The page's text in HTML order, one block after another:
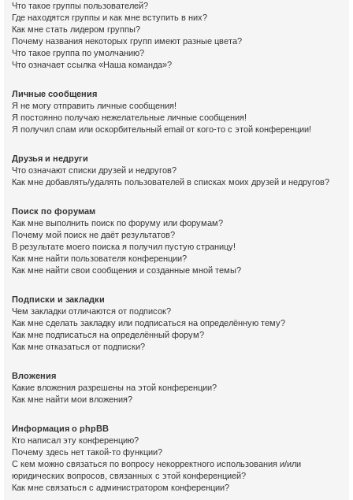
Что такое группы пользователей?
Где находятся группы и как мне вступить в них?
Как мне стать лидером группы?
Почему названия некоторых групп имеют разные цвета?
Что такое группа по умолчанию?
Что означает ссылка «Наша команда»?
Личные сообщения
Я не могу отправить личные сообщения!
Я постоянно получаю нежелательные личные сообщения!
Я получил спам или оскорбительный email от кого-то с этой конференции!
Друзья и недруги
Что означают списки друзей и недругов?
Как мне добавлять/удалять пользователей в списках моих друзей и недругов?
Поиск по форумам
Как мне выполнить поиск по форуму или форумам?
Почему мой поиск не даёт результатов?
В результате моего поиска я получил пустую страницу!
Как мне найти пользователя конференции?
Как мне найти свои сообщения и созданные мной темы?
Подписки и закладки
Чем закладки отличаются от подписок?
Как мне сделать закладку или подписаться на определённую тему?
Как мне подписаться на определённый форум?
Как мне отказаться от подписки?
Вложения
Какие вложения разрешены на этой конференции?
Как мне найти мои вложения?
Информация о phpBB
Кто написал эту конференцию?
Почему здесь нет такой-то функции?
С кем можно связаться по вопросу некорректного использования и/или
юридических вопросов, связанных с этой конференцией?
Как мне связаться с администратором конференции?